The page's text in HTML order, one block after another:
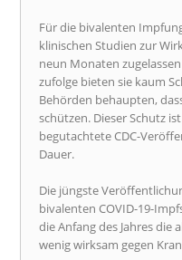
Für die bivalenten
klinischen Studien zur
neun Monaten
zufolge bieten sie kaum
Behörden behaupten,
schützen. Dieser Schutz
begutachtete CDC-
Dauer.
Die jüngste
bivalenten COVID-19-
die Anfang des Jahres
wenig wirksam gegen